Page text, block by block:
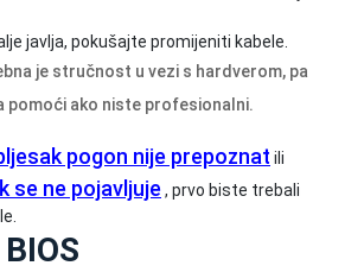
javlja, pokušajte promijeniti kabele.
je stručnost u vezi s hardverom, pa
pomoći ako niste profesionalni.
pogon nije prepoznat ili
se ne pojavljuje, prvo biste trebali